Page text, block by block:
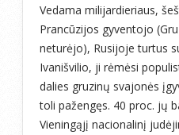
Vedama milijardieriaus,
Prancūzijos gyventojo
neturėjo), Rusijoje turtus
Ivanišvilio, ji rėmėsi
dalies gruzinų svajonės
toli pažengęs. 40 proc. jų
Vieningąjį nacionalinį